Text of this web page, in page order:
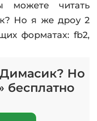
можете читать
Но я же дроу 2
форматах: fb2,
Димасик? Но
бесплатно